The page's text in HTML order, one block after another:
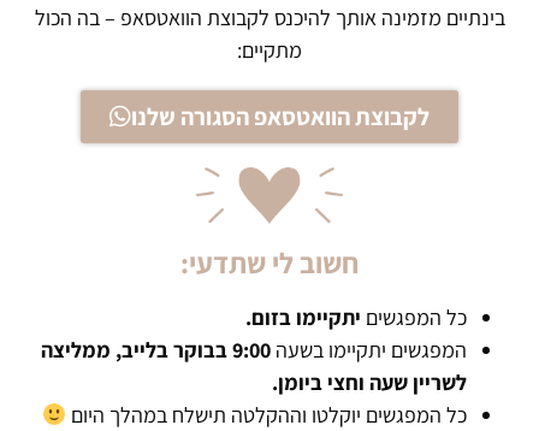
בינתיים מזמינה אותך להיכנס לקבוצת הוואטסאפ – בה הכול
מתקיים:
לקבוצת הוואטסאפ הסגורה שלנו
חשוב לי שתדעי:
כל המפגשים יתקיימו בזום.
המפגשים יתקיימו בשעה
9:00 בבוקר בלייב, ממליצה
לשריין שעה וחצי ביומן.
כל המפגשים יוקלטו וההקלטה תישלח במהלך היום